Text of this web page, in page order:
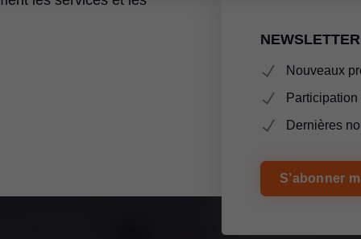
Nouveaux
Dernières
S’abonner